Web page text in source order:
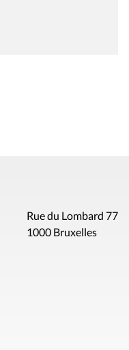
Rue du Lombard 77
1000 Bruxelles